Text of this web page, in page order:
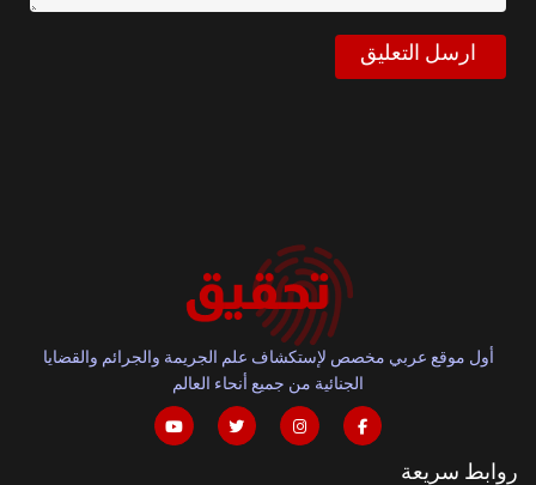
أول موقع عربي مخصص لإستكشاف علم الجريمة والجرائم والقضايا
الجنائية من جميع أنحاء العالم
روابط سريعة